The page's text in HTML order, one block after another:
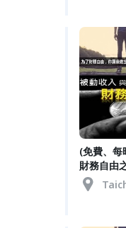
(免費、每
財務自由